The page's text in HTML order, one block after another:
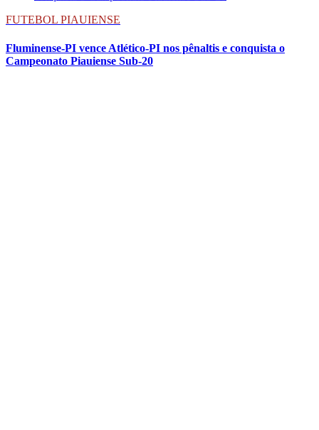
FUTEBOL PIAUIENSE
Fluminense-PI vence Atlético-PI nos pênaltis e conquista o
Campeonato Piauiense Sub-20